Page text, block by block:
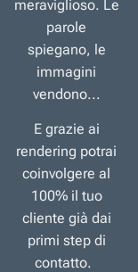
meraviglioso. Le
parole
spiegano, le
immagini
vendono...
E grazie ai
rendering potrai
coinvolgere al
100% il tuo
cliente già dai
primi step di
contatto.